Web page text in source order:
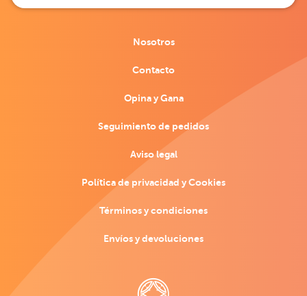
Nosotros
Contacto
Opina y Gana
Seguimiento de pedidos
Aviso legal
Política de privacidad y Cookies
Términos y condiciones
Envíos y devoluciones